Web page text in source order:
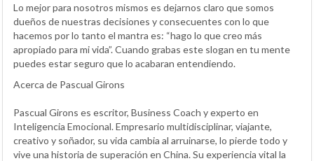
Lo mejor para nosotros mismos es dejarnos claro que somos
dueños de nuestras decisiones y consecuentes con lo que
hacemos por lo tanto el mantra es: “hago lo que creo más
apropiado para mi vida”. Cuando grabas este slogan en tu mente
puedes estar seguro que lo acabaran entendiendo.
Acerca de Pascual Girons
Pascual Girons es escritor, Business Coach y experto en
Inteligencia Emocional. Empresario multidisciplinar, viajante,
creativo y soñador, su vida cambia al arruinarse, lo pierde todo y
vive una historia de superación en China. Su experiencia vital la